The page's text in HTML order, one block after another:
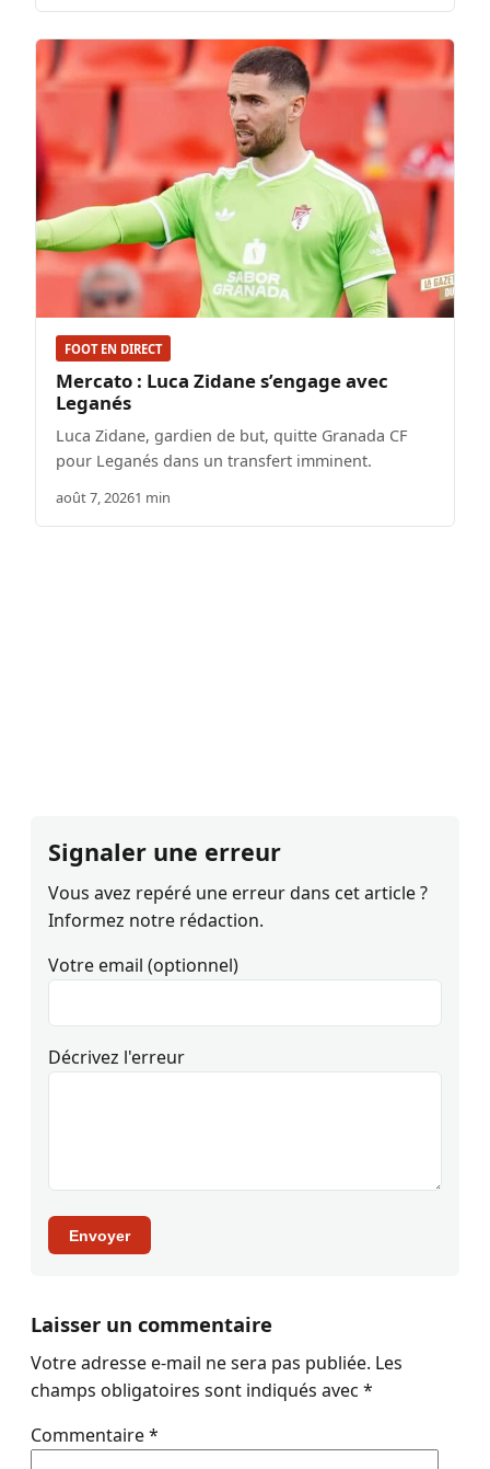
FOOT EN DIRECT
Mercato : Luca Zidane s’engage avec
Leganés
Luca Zidane, gardien de but, quitte Granada CF
pour Leganés dans un transfert imminent.
août 7, 20261 min
Signaler une erreur
Vous avez repéré une erreur dans cet article ?
Informez notre rédaction.
Votre email (optionnel)
Décrivez l'erreur
Envoyer
Laisser un commentaire
Votre adresse e-mail ne sera pas publiée. Les
champs obligatoires sont indiqués avec *
Commentaire*